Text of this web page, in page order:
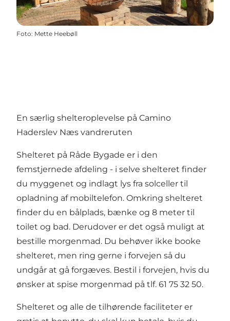
Foto: Mette Heebøll
En særlig shelteroplevelse på Camino
Haderslev Næs vandreruten
Shelteret på Råde Bygade er i den
femstjernede afdeling - i selve shelteret finder
du myggenet og indlagt lys fra solceller til
opladning af mobiltelefon. Omkring shelteret
finder du en bålplads, bænke og 8 meter til
toilet og bad. Derudover er det også muligt at
bestille morgenmad. Du behøver ikke booke
shelteret, men ring gerne i forvejen så du
undgår at gå forgæves. Bestil i forvejen, hvis du
ønsker at spise morgenmad på tlf. 61 75 32 50.
Shelteret og alle de tilhørende faciliteter er